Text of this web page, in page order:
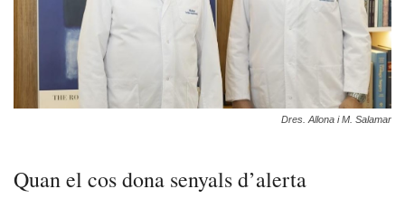
Dres. Allona i M. Salamar
Quan el cos dona senyals d’alerta